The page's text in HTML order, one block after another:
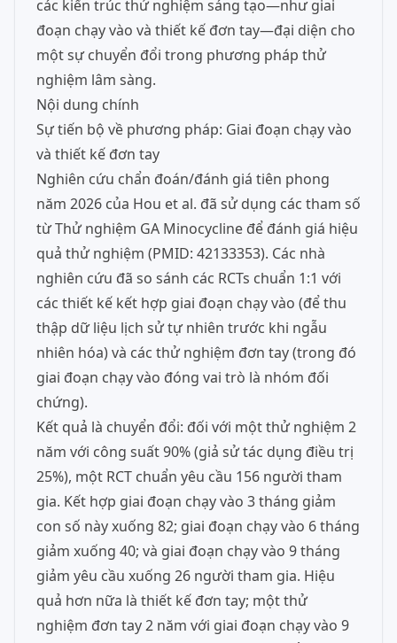
các kiến trúc thử nghiệm sáng tạo—như giai
đoạn chạy vào và thiết kế đơn tay—đại diện cho
một sự chuyển đổi trong phương pháp thử
nghiệm lâm sàng.
Nội dung chính
Sự tiến bộ về phương pháp: Giai đoạn chạy vào
và thiết kế đơn tay
Nghiên cứu chẩn đoán/đánh giá tiên phong
năm 2026 của Hou et al. đã sử dụng các tham số
từ Thử nghiệm GA Minocycline để đánh giá hiệu
quả thử nghiệm (PMID: 42133353). Các nhà
nghiên cứu đã so sánh các RCTs chuẩn 1:1 với
các thiết kế kết hợp giai đoạn chạy vào (để thu
thập dữ liệu lịch sử tự nhiên trước khi ngẫu
nhiên hóa) và các thử nghiệm đơn tay (trong đó
giai đoạn chạy vào đóng vai trò là nhóm đối
chứng).
Kết quả là chuyển đổi: đối với một thử nghiệm 2
năm với công suất 90% (giả sử tác dụng điều trị
25%), một RCT chuẩn yêu cầu 156 người tham
gia. Kết hợp giai đoạn chạy vào 3 tháng giảm
con số này xuống 82; giai đoạn chạy vào 6 tháng
giảm xuống 40; và giai đoạn chạy vào 9 tháng
giảm yêu cầu xuống 26 người tham gia. Hiệu
quả hơn nữa là thiết kế đơn tay; một thử
nghiệm đơn tay 2 năm với giai đoạn chạy vào 9